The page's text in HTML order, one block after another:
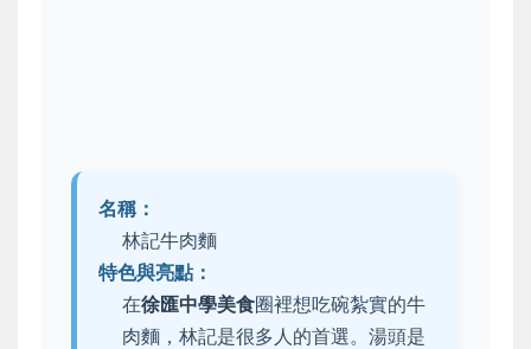
名稱：
林記牛肉麵
特色與亮點：
在徐匯中學美食圈裡想吃碗紮實的牛
肉麵，林記是很多人的首選。湯頭是